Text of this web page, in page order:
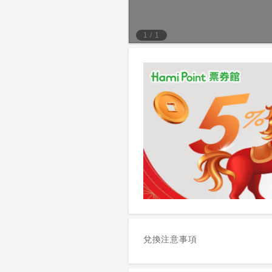
1 / 1
兌換注意事項